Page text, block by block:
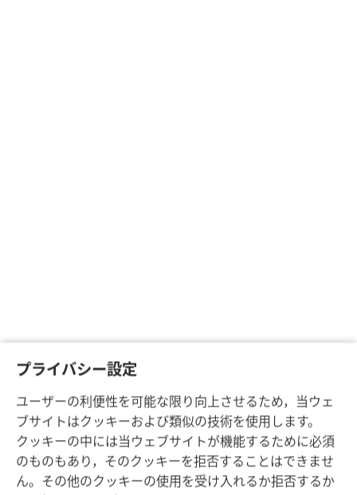
プライバシー設定
ユーザーの利便性を可能な限り向上させるため，当ウェ
ブサイトはクッキーおよび類似の技術を使用します。
クッキーの中には当ウェブサイトが機能するために必須
のものもあり，そのクッキーを拒否することはできませ
ん。その他のクッキーの使用を受け入れるか拒否するか